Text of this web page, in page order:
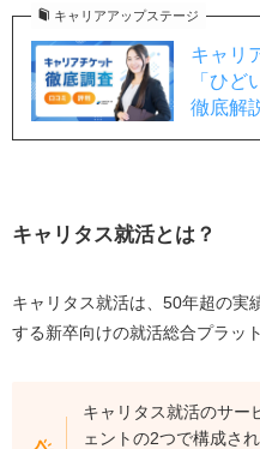
キャリアアップステージ
キャリ
「ひ
徹底解
キャリタス就活とは？
キャリタス就活は、50年超の実
する新卒向けの就活総合プラッ
キャリタス就活のサー
ェントの2つで構成さ